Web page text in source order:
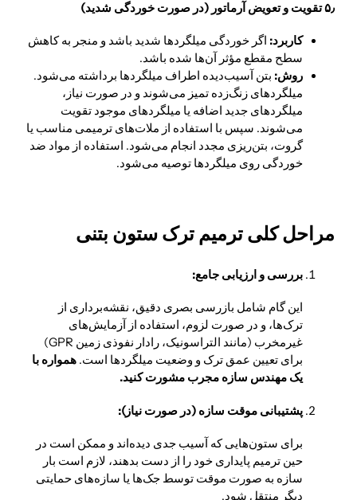
۵٫ تقویت و تعویض آرماتور (در صورت خوردگی شدید)
کاربرد: اگر خوردگی میلگردها شدید باشد و منجر به کاهش
سطح مقطع مؤثر آن‌ها شده باشد.
روش: بتن آسیب‌دیده اطراف میلگردها برداشته می‌شود.
میلگردهای زنگ‌زده تمیز می‌شوند و در صورت نیاز،
میلگردهای جدید اضافه یا میلگردهای موجود تقویت
می‌شوند. سپس با استفاده از ملات‌های ترمیمی مناسب یا
گروت، بتن‌ریزی مجدد انجام می‌شود. استفاده از مواد ضد
خوردگی روی میلگردها توصیه می‌شود.
مراحل کلی ترمیم ترک ستون بتنی
بررسی و ارزیابی جامع:
این گام شامل بازرسی بصری دقیق، نقشه‌برداری از
ترک‌ها، و در صورت لزوم، استفاده از آزمایش‌های
غیرمخرب (مانند التراسونیک، رادار نفوذی زمین GPR)
برای تعیین عمق ترک و وضعیت میلگردها است. همواره با
یک مهندس سازه مجرب مشورت کنید.
پشتیبانی موقت سازه (در صورت نیاز):
برای ستون‌هایی که آسیب جدی دیده‌اند و ممکن است در
حین ترمیم پایداری خود را از دست بدهند، لازم است بار
سازه به صورت موقت توسط جک‌ها یا سازه‌های حمایتی
دیگر منتقل شود.